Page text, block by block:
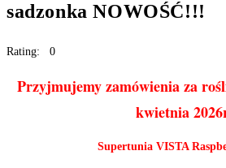
sadzonka NOWOŚĆ!!!
Rating: 0
Przyjmujemy zamówienia za
kwietnia
Supertunia VISTA